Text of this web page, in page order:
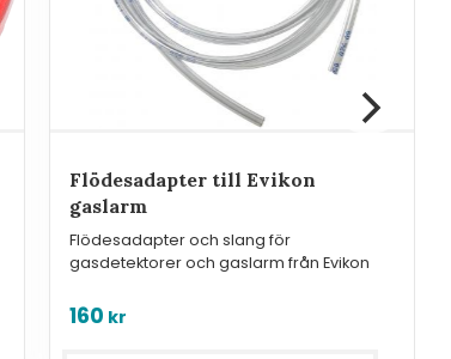
Flödesadapter till Evikon
gaslarm
Flödesadapter och slang för
gasdetektorer och gaslarm från Evikon
160 kr